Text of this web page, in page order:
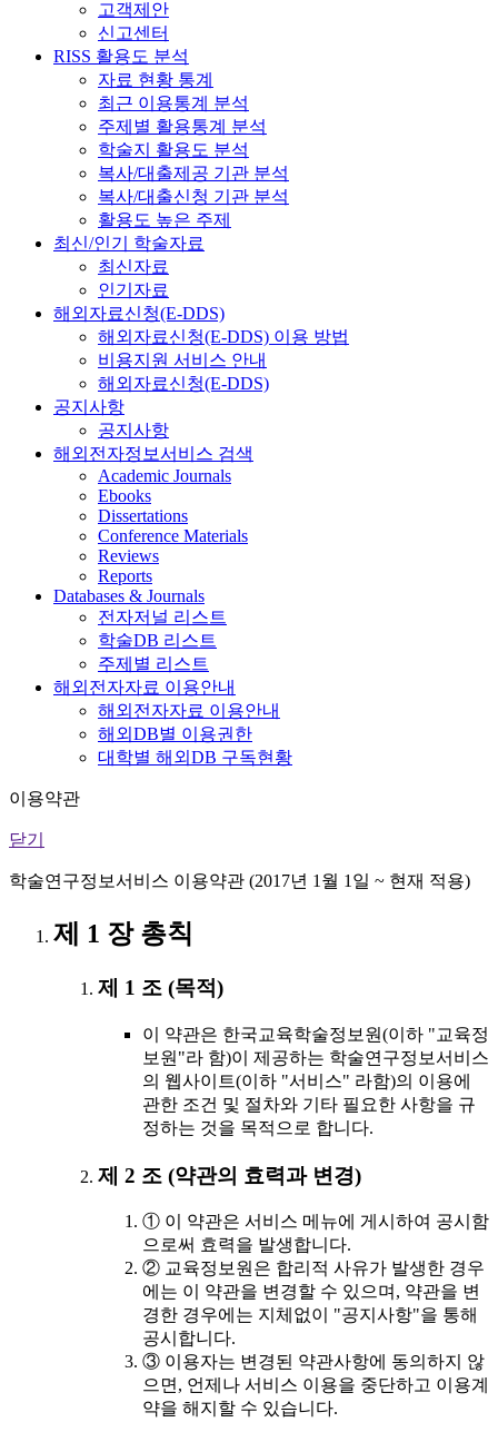
고객제안
신고센터
RISS 활용도 분석
자료 현황 통계
최근 이용통계 분석
주제별 활용통계 분석
학술지 활용도 분석
복사/대출제공 기관 분석
복사/대출신청 기관 분석
활용도 높은 주제
최신/인기 학술자료
최신자료
인기자료
해외자료신청(E-DDS)
해외자료신청(E-DDS) 이용 방법
비용지원 서비스 안내
해외자료신청(E-DDS)
공지사항
공지사항
해외전자정보서비스 검색
Academic Journals
Ebooks
Dissertations
Conference Materials
Reviews
Reports
Databases & Journals
전자저널 리스트
학술DB 리스트
주제별 리스트
해외전자자료 이용안내
해외전자자료 이용안내
해외DB별 이용권한
대학별 해외DB 구독현황
이용약관
닫기
학술연구정보서비스 이용약관 (2017년 1월 1일 ~ 현재 적용)
제 1 장 총칙
제 1 조 (목적)
이 약관은 한국교육학술정보원(이하 "교육정
보원"라 함)이 제공하는 학술연구정보서비스
의 웹사이트(이하 "서비스" 라함)의 이용에
관한 조건 및 절차와 기타 필요한 사항을 규
정하는 것을 목적으로 합니다.
제 2 조 (약관의 효력과 변경)
① 이 약관은 서비스 메뉴에 게시하여 공시함
으로써 효력을 발생합니다.
② 교육정보원은 합리적 사유가 발생한 경우
에는 이 약관을 변경할 수 있으며, 약관을 변
경한 경우에는 지체없이 "공지사항"을 통해
공시합니다.
③ 이용자는 변경된 약관사항에 동의하지 않
으면, 언제나 서비스 이용을 중단하고 이용계
약을 해지할 수 있습니다.